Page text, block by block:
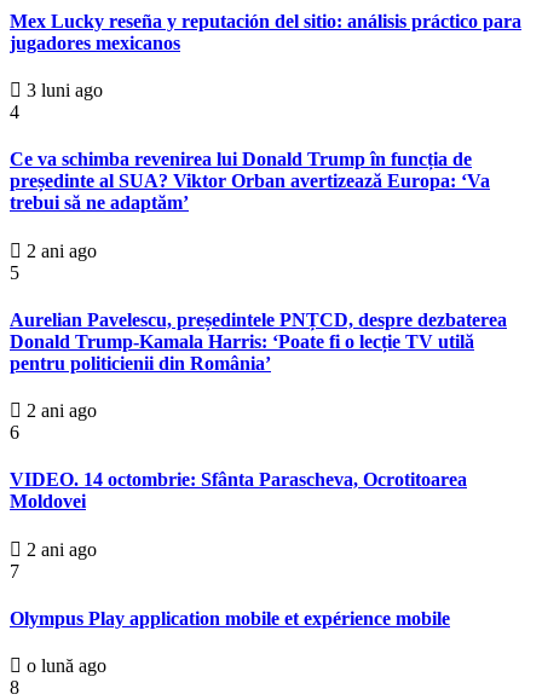
Mex Lucky reseña y reputación del sitio: análisis práctico para
jugadores mexicanos
3 luni ago
4
Ce va schimba revenirea lui Donald Trump în funcția de
președinte al SUA? Viktor Orban avertizează Europa: ‘Va
trebui să ne adaptăm’
2 ani ago
5
Aurelian Pavelescu, președintele PNȚCD, despre dezbaterea
Donald Trump-Kamala Harris: ‘Poate fi o lecție TV utilă
pentru politicienii din România’
2 ani ago
6
VIDEO. 14 octombrie: Sfânta Parascheva, Ocrotitoarea
Moldovei
2 ani ago
7
Olympus Play application mobile et expérience mobile
o lună ago
8